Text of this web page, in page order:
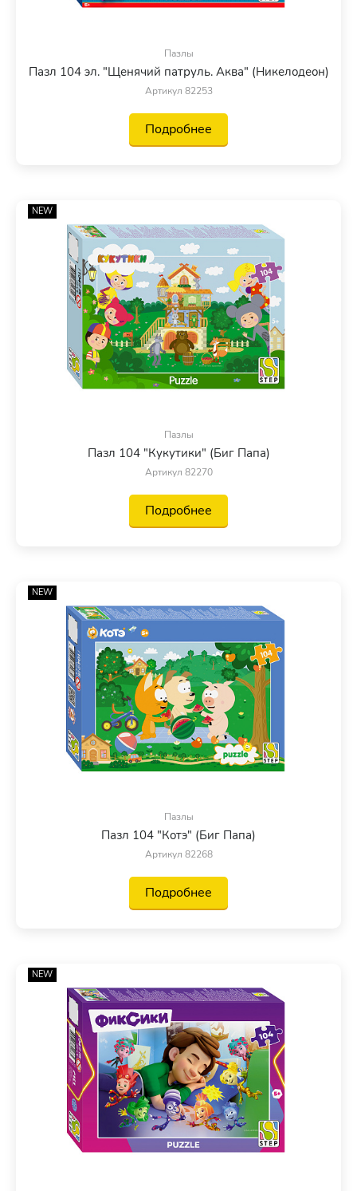
Пазлы
Пазл 104 эл. "Щенячий патруль. Аква" (Никелодеон)
Артикул 82253
Подробнее
NEW
Пазлы
Пазл 104 "Кукутики" (Биг Папа)
Артикул 82270
Подробнее
NEW
Пазлы
Пазл 104 "Котэ" (Биг Папа)
Артикул 82268
Подробнее
NEW